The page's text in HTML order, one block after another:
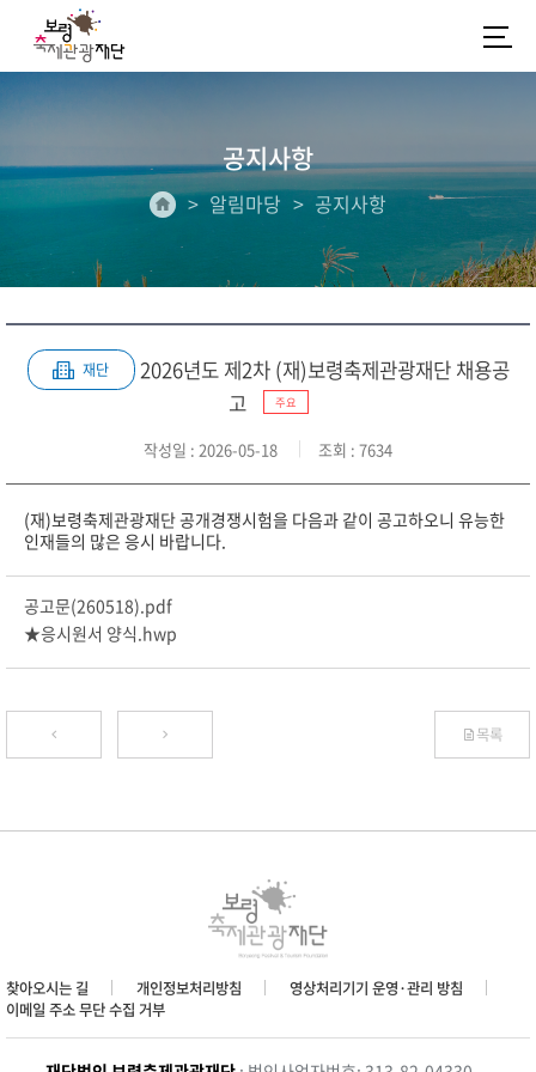
공지사항
알림마당 공지사항
재단
2026년도 제2차 (재)보령축제관광재단 채용공
고
주요
작성일 : 2026-05-18 조회 : 7634
(재)보령축제관광재단 공개경쟁시험을 다음과 같이 공고하오니 유능한
인재들의 많은 응시 바랍니다.
공고문(260518).pdf
★응시원서 양식.hwp
목록
찾아오시는 길 개인정보처리방침
영상처리기기 운영·관리 방침
이메일 주소 무단 수집 거부